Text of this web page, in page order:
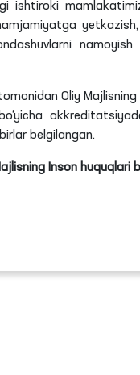
ishtiroki
Oliy Majlisning
belgilangan.
Inson huquqlari